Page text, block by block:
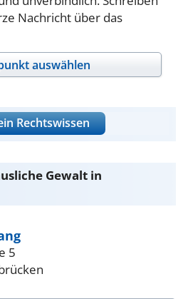
Nachricht über das
auswählen
Rechtswissen
Gewalt in
5